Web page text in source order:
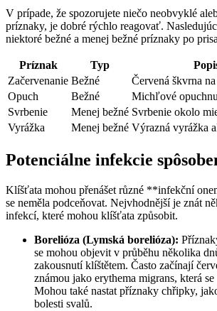
V prípade,‍ že ‌spozorujete‌ niečo neobvyklé
príznaky, je dobré‌ rýchlo⁣ reagovať.
niektoré​ bežné ⁤a menej bežné príznaky ‌po
Príznak Typ
Začervenanie Bežné
Červená škvrna
Opuch
Bežné
Michľové
Svrbenie
Menej​ bežné Svrbenie⁤ okolo
Vyrážka
Menej bežné Výrazná vyrážka
Potenciálne infekcie
Klíšťata mohou přenášet různé **infekční⁣
se neměla podceňovat.‌ Nejvhodnější je znát
infekcí, ‍které mohou klíšťata způsobit.
Borelióza (Lymská borelióza):
‌se mohou objevit v průběhu několika
zakousnutí ​klíštětem. Často ⁢začínají
známou ​jako⁤ erythema migrans, která
Mohou ‍také nastat příznaky chřipky,
bolesti svalů.